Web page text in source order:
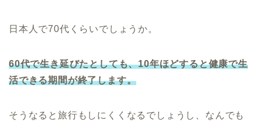
日本人で70代くらいでしょうか。
60代で生き延びたとしても、10年ほどすると健康で生
活できる期間が終了します。
そうなると旅行もしにくくなるでしょうし、なんでも